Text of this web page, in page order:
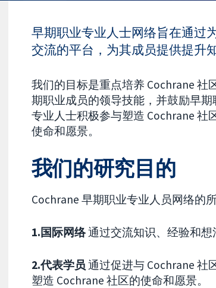
早期职业专业人士网络旨在通过
交流的平台，为其成员提供提升
我们的目标是重点培养 Cochrane 社
期职业成员的领导技能，并鼓励早期
专业人士积极参与塑造 Cochrane 社
使命和愿景。
我们的研究目的
Cochrane 早期职业专业人员网络的
1.国际网络通过交流知识、经验和想
2.代表学员 通过促进与 Cochrane 社
塑造 Cochrane 社区的使命和愿景。